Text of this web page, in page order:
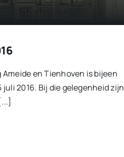
en Tienhoven is bijeen
2016. Bij die gelegenheid zijn